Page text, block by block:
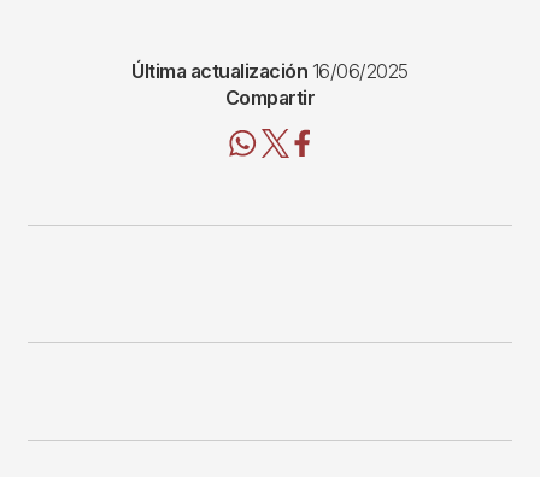
Última actualización 16/06/2025
Compartir